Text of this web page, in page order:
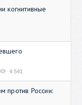
когнитивные
4 541
против России: